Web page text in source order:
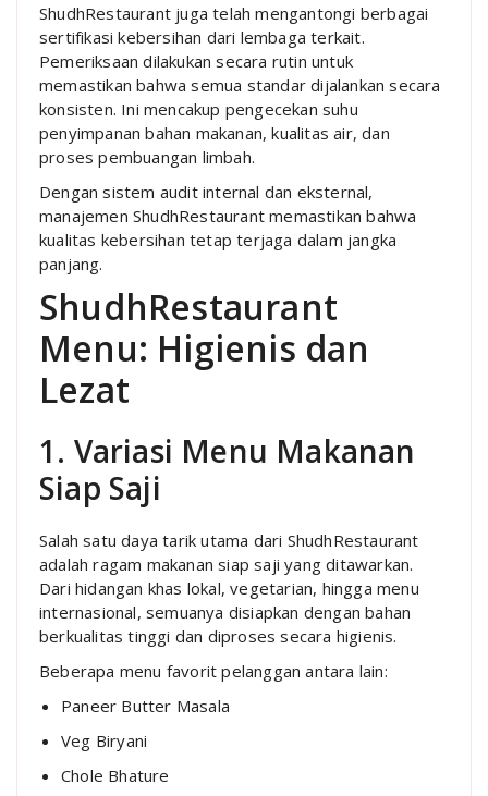
ShudhRestaurant juga telah mengantongi berbagai
sertifikasi kebersihan dari lembaga terkait.
Pemeriksaan dilakukan secara rutin untuk
memastikan bahwa semua standar dijalankan secara
konsisten. Ini mencakup pengecekan suhu
penyimpanan bahan makanan, kualitas air, dan
proses pembuangan limbah.
Dengan sistem audit internal dan eksternal,
manajemen ShudhRestaurant memastikan bahwa
kualitas kebersihan tetap terjaga dalam jangka
panjang.
ShudhRestaurant
Menu: Higienis dan
Lezat
1. Variasi Menu Makanan
Siap Saji
Salah satu daya tarik utama dari ShudhRestaurant
adalah ragam makanan siap saji yang ditawarkan.
Dari hidangan khas lokal, vegetarian, hingga menu
internasional, semuanya disiapkan dengan bahan
berkualitas tinggi dan diproses secara higienis.
Beberapa menu favorit pelanggan antara lain:
Paneer Butter Masala
Veg Biryani
Chole Bhature